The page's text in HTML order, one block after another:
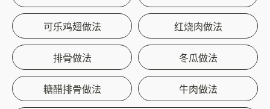
可乐鸡翅做法 红烧肉做法
排骨做法 冬瓜做法
糖醋排骨做法 牛肉做法